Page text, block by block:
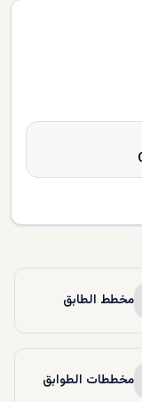
مخطط الطابق
مخططات الطوابق